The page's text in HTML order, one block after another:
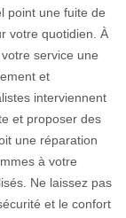
point une fuite de
votre quotidien. À
service une
et
interviennent
et proposer des
une réparation
à votre
Ne laissez pas
et le confort